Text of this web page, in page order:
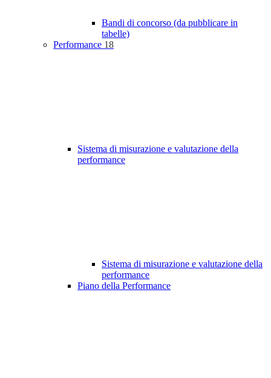
Bandi di concorso (da pubblicare in
tabelle)
Performance 18
Sistema di misurazione e valutazione della
performance
Sistema di misurazione e valutazione della
performance
Piano della Performance